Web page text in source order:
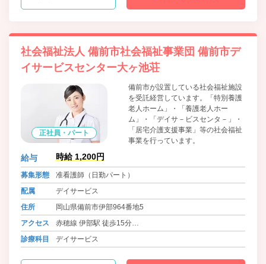
社会福祉法人 備前市社会福祉事業団 備前市デ
イサービスセンター大ヶ池荘
正社員・パート
備前市が設置している社会福祉施設
を受託経営しています。「特別養護
老人ホーム」・「養護老人ホー
ム」・「デイサ－ビスセンタ－」・
「居宅介護支援事業」等の社会福祉
事業を行っています。
給与 時給 1,200円
募集形態
准看護師（日勤パート）
配属
デイサービス
住所
岡山県備前市伊部964番地5
アクセス
赤穂線 伊部駅 徒歩15分
バス 備前病院前 徒歩10分
診療科目 デイサービス